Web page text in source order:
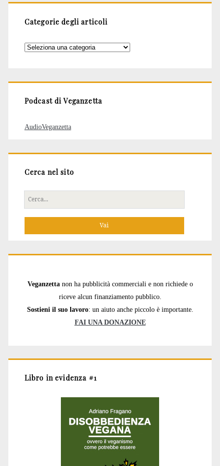
Categorie degli articoli
Categorie
Podcast di Veganzetta
AudioVeganzetta
Cerca nel sito
Cerca
per:
Veganzetta non ha pubblicità commerciali e non richiede o
riceve alcun finanziamento pubblico.
Sostieni il suo lavoro: un aiuto anche piccolo è importante.
FAI UNA DONAZIONE
Libro in evidenza #1